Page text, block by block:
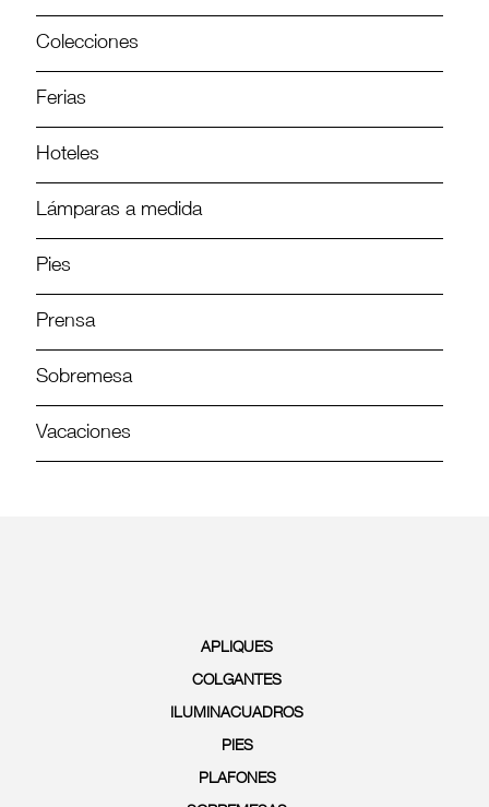
Colecciones
Ferias
Hoteles
Lámparas a medida
Pies
Prensa
Sobremesa
Vacaciones
APLIQUES
COLGANTES
ILUMINACUADROS
PIES
PLAFONES